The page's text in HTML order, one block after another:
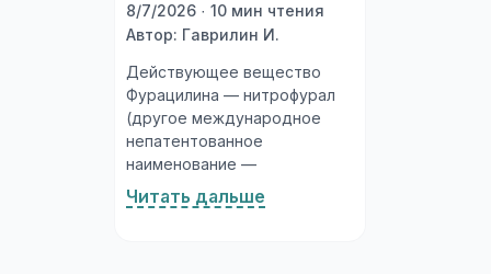
8/7/2026 · 10 мин чтения
Автор: Гаврилин И.
Действующее вещество
Фурацилина — нитрофурал
(другое международное
непатентованное
наименование —
нитрофуразон). Это
синтетическое
Читать дальше